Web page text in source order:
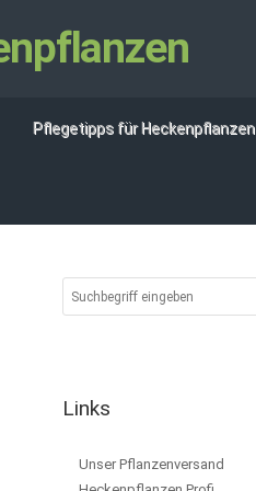
Pflegetipps für Heckenpflanzen
Links
Unser Pflanzenversand